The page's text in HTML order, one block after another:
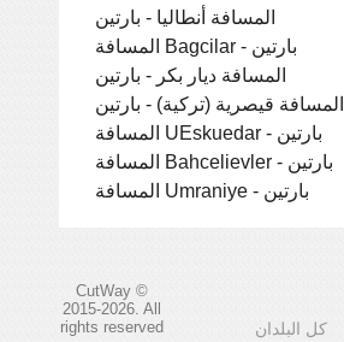
المسافة أنطاليا - بارتين
المسافة Bagcilar - بارتين
المسافة ديار بكر - بارتين
المسافة قيصرية (تركية) - بارتين
المسافة UEskuedar - بارتين
المسافة Bahcelievler - بارتين
المسافة Umraniye - بارتين
CutWay ©
2015-2026. All
rights reserved
كل البلدان